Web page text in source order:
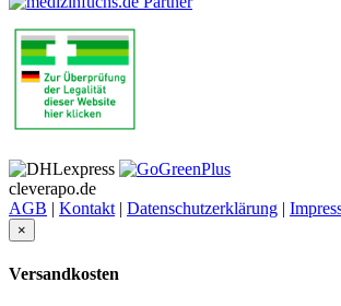
cleverapo.de
AGB | Kontakt | Datenschutzerklärung |
×
Versandkosten